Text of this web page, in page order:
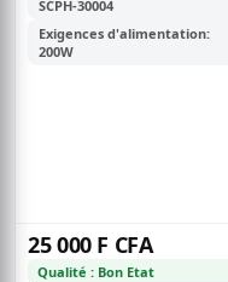
SCPH-30004
Exigences d'alimentation:
200W
25 000 F CFA
Qualité : Bon Etat